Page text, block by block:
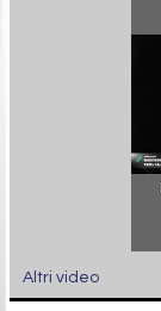
Altri video